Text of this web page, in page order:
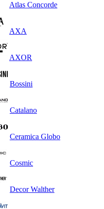
Atlas Concorde
AXA
AXOR
Bossini
Catalano
Ceramica Globo
Cosmic
Decor Walther